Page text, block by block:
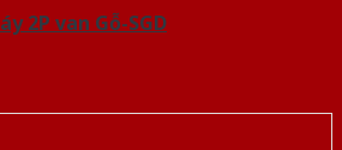
2P van Gỗ-SGD